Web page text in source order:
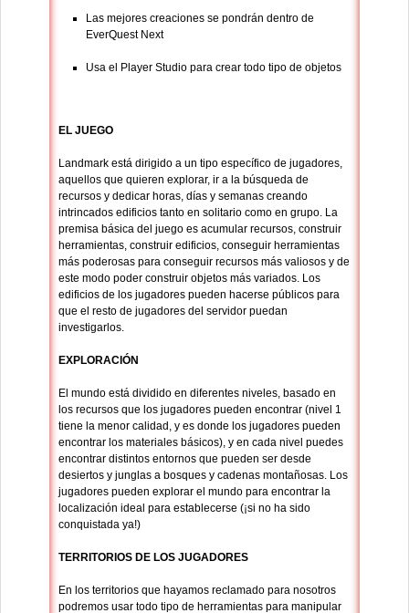
Las mejores creaciones se pondrán dentro de
EverQuest Next
Usa el Player Studio para crear todo tipo de objetos
EL JUEGO
Landmark está dirigido a un tipo específico de jugadores,
aquellos que quieren explorar, ir a la búsqueda de
recursos y dedicar horas, días y semanas creando
intrincados edificios tanto en solitario como en grupo. La
premisa básica del juego es acumular recursos, construir
herramientas, construir edificios, conseguir herramientas
más poderosas para conseguir recursos más valiosos y de
este modo poder construir objetos más variados. Los
edificios de los jugadores pueden hacerse públicos para
que el resto de jugadores del servidor puedan
investigarlos.
EXPLORACIÓN
El mundo está dividido en diferentes niveles, basado en
los recursos que los jugadores pueden encontrar (nivel 1
tiene la menor calidad, y es donde los jugadores pueden
encontrar los materiales básicos), y en cada nivel puedes
encontrar distintos entornos que pueden ser desde
desiertos y junglas a bosques y cadenas montañosas. Los
jugadores pueden explorar el mundo para encontrar la
localización ideal para establecerse (¡si no ha sido
conquistada ya!)
TERRITORIOS DE LOS JUGADORES
En los territorios que hayamos reclamado para nosotros
podremos usar todo tipo de herramientas para manipular